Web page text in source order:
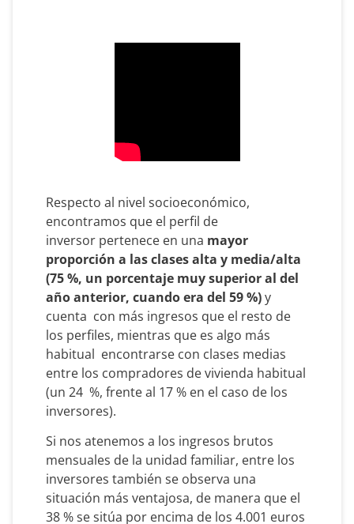
Respecto al nivel socioeconómico,
encontramos que el perfil de
inversor pertenece en una mayor
proporción a las clases alta y media/alta
(75 %, un porcentaje muy superior al del
año anterior, cuando era del 59 %)y
cuenta con más ingresos que el resto de
los perfiles, mientras que es algo más
habitual encontrarse con clases medias
entre los compradores de vivienda habitual
(un 24 %, frente al 17 % en el caso de los
inversores).
Si nos atenemos a los ingresos brutos
mensuales de la unidad familiar, entre los
inversores también se observa una
situación más ventajosa, de manera que el
38 % se sitúa por encima de los 4.001 euros